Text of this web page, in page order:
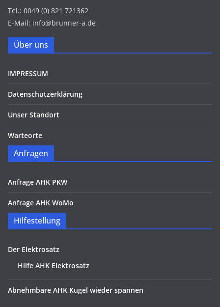
Tel.: 0049 (0) 821 721362
E-Mail: info@brunner-a.de
Über uns
IMPRESSUM
Datenschutzerklärung
Unser Standort
Warteorte
Anfragen
Anfrage AHK PKW
Anfrage AHK WoMo
Hilfestellung
Der Elektrosatz
Hilfe AHK Elektrosatz
Abnehmbare AHK Kugel wieder spannen